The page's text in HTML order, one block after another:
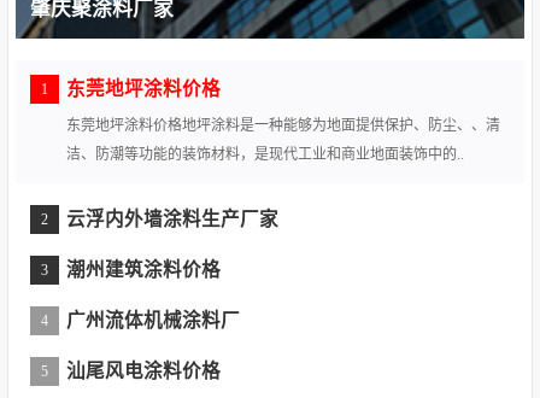
肇庆聚涂料厂家
1 东莞地坪涂料价格
东莞地坪涂料价格地坪涂料是一种能够为地面提供保护、防尘、、清
洁、防潮等功能的装饰材料，是现代工业和商业地面装饰中的..
2 云浮内外墙涂料生产厂家
3 潮州建筑涂料价格
4 广州流体机械涂料厂
5 汕尾风电涂料价格